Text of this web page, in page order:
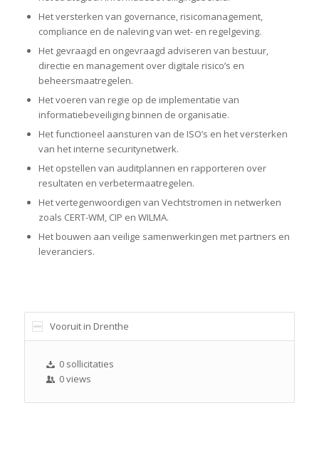
Het versterken van governance, risicomanagement,
compliance en de naleving van wet- en regelgeving.
Het gevraagd en ongevraagd adviseren van bestuur,
directie en management over digitale risico’s en
beheersmaatregelen.
Het voeren van regie op de implementatie van
informatiebeveiliging binnen de organisatie.
Het functioneel aansturen van de ISO’s en het versterken
van het interne securitynetwerk.
Het opstellen van auditplannen en rapporteren over
resultaten en verbetermaatregelen.
Het vertegenwoordigen van Vechtstromen in netwerken
zoals CERT-WM, CIP en WILMA.
Het bouwen aan veilige samenwerkingen met partners en
leveranciers.
Vooruit in Drenthe
0 sollicitaties
0 views